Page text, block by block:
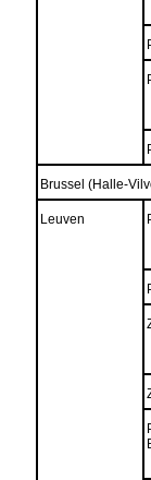
Brussel (Halle-
Leuven